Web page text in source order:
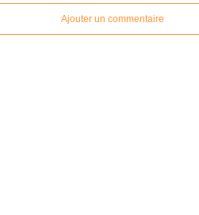
Ajouter un commentaire